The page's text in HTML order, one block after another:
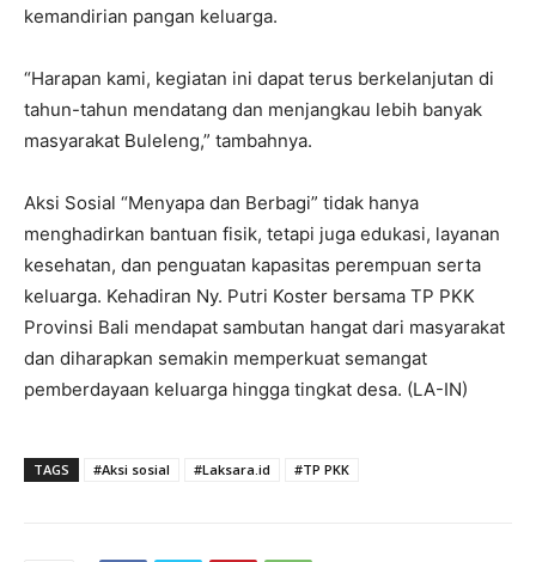
kemandirian pangan keluarga.
“Harapan kami, kegiatan ini dapat terus berkelanjutan di
tahun-tahun mendatang dan menjangkau lebih banyak
masyarakat Buleleng,” tambahnya.
Aksi Sosial “Menyapa dan Berbagi” tidak hanya
menghadirkan bantuan fisik, tetapi juga edukasi, layanan
kesehatan, dan penguatan kapasitas perempuan serta
keluarga. Kehadiran Ny. Putri Koster bersama TP PKK
Provinsi Bali mendapat sambutan hangat dari masyarakat
dan diharapkan semakin memperkuat semangat
pemberdayaan keluarga hingga tingkat desa. (LA-IN)
TAGS #Aksi sosial #Laksara.id #TP PKK